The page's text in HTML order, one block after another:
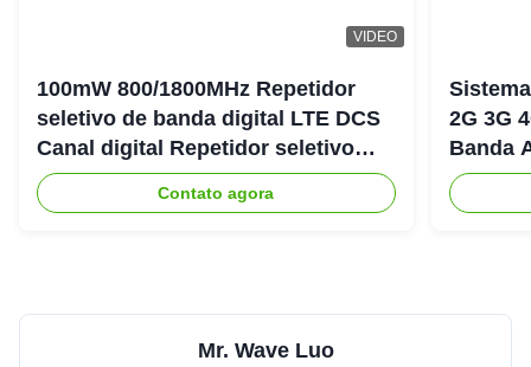
VIDEO
100mW 800/1800MHz Repetidor
seletivo de banda digital LTE DCS
Canal digital Repetidor seletivo
Bda Pico
Contato agora
2G 3G
Banda
Mr. Wave Luo